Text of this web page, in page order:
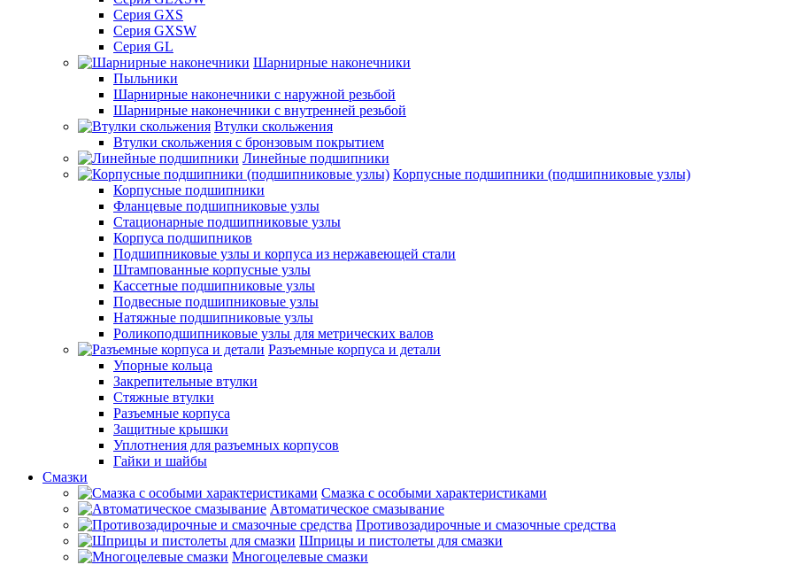
Серия GXS
Серия GXSW
Серия GL
Шарнирные наконечники
Пыльники
Шарнирные наконечники с наружной резьбой
Шарнирные наконечники с внутренней резьбой
Втулки скольжения
Втулки скольжения с бронзовым покрытием
Линейные подшипники
Корпусные подшипники (подшипниковые узлы)
Корпусные подшипники
Фланцевые подшипниковые узлы
Стационарные подшипниковые узлы
Корпуса подшипников
Подшипниковые узлы и корпуса из нержавеющей стали
Штампованные корпусные узлы
Кассетные подшипниковые узлы
Подвесные подшипниковые узлы
Натяжные подшипниковые узлы
Роликоподшипниковые узлы для метрических валов
Разъемные корпуса и детали
Упорные кольца
Закрепительные втулки
Стяжные втулки
Разъемные корпуса
Защитные крышки
Уплотнения для разъемных корпусов
Гайки и шайбы
Смазки
Смазка с особыми характеристиками
Автоматическое смазывание
Противозадирочные и смазочные средства
Шприцы и пистолеты для смазки
Многоцелевые смазки